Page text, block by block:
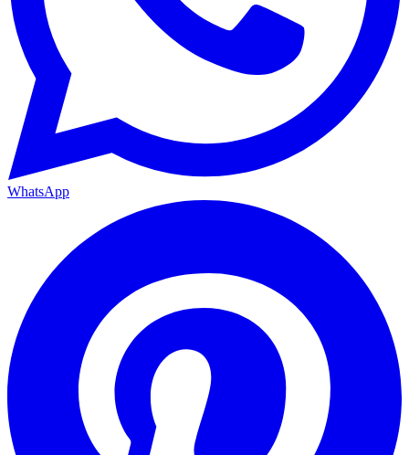
WhatsApp